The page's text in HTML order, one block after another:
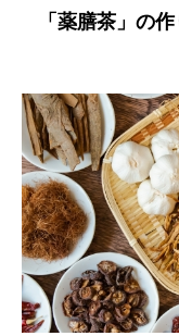
「薬膳茶」の